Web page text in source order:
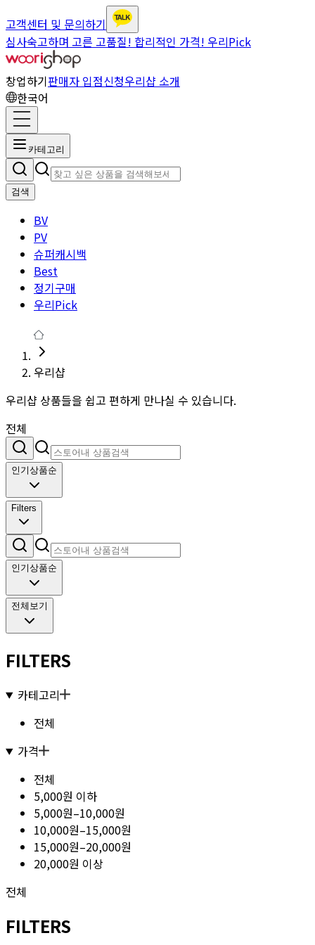
고객센터 및 문의하기
심사숙고하며 고른 고품질! 합리적인 가격! 우리Pick
창업하기판매자 입점신청우리샵 소개
한국어
카테고리
검색
BV
PV
슈퍼캐시백
Best
정기구매
우리Pick
우리샵
우리샵 상품들을 쉽고 편하게 만나실 수 있습니다.
전체
인기상품순
Filters
인기상품순
전체보기
FILTERS
카테고리
전체
가격
전체
5,000원 이하
5,000원–10,000원
10,000원–15,000원
15,000원–20,000원
20,000원 이상
전체
FILTERS